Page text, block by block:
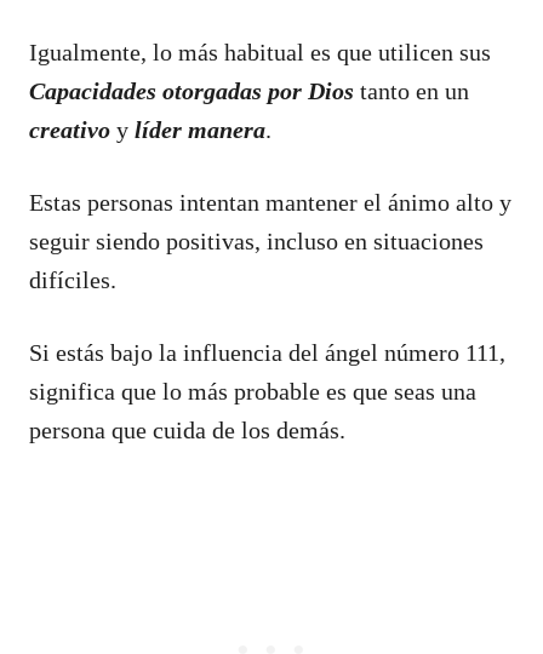
Igualmente, lo más habitual es que utilicen sus
Capacidades otorgadas por Dios tanto en un
creativo y líder manera.
Estas personas intentan mantener el ánimo alto y
seguir siendo positivas, incluso en situaciones
difíciles.
Si estás bajo la influencia del ángel número 111,
significa que lo más probable es que seas una
persona que cuida de los demás.